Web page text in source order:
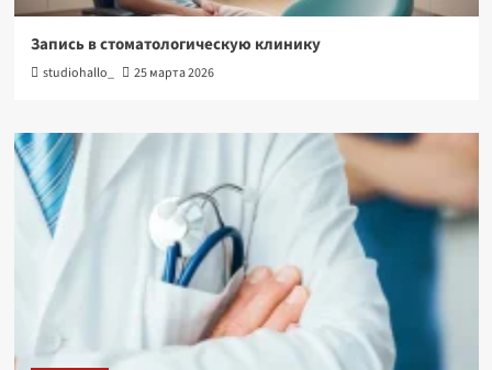
Запись в стоматологическую клинику
studiohallo_ 25 марта 2026